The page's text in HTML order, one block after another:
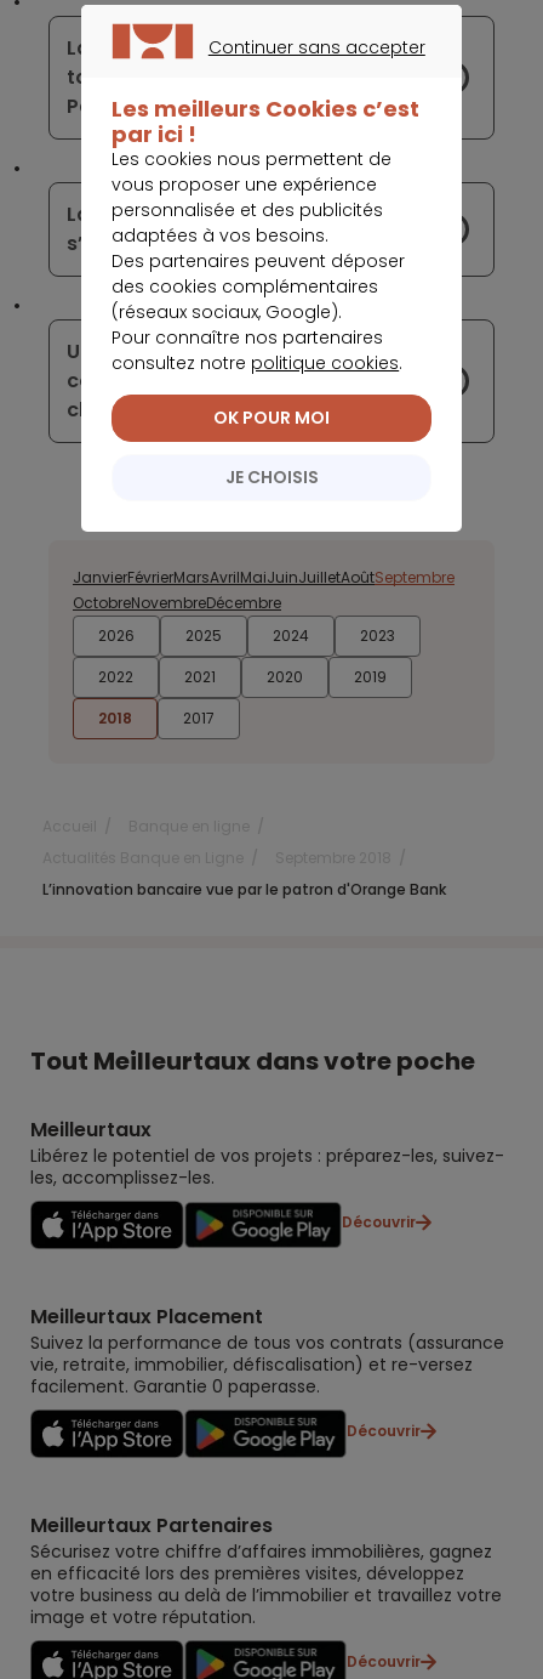
La numérisation de ses services est
totalement bénéfique pour BNP
Paribas
La clientèle des banques digitales
s’est diversifiée, plus qu’on ne le croit
Un système d’agrégation de
comptes externes est disponible
chez Hello Bank !
2026 2025 2024
2023
2022
2021 2020
2019
2018
2017
JanvierFévrierMarsAvrilMaiJuinJuilletAoûtSeptembre
OctobreNovembreDécembre
L’innovation bancaire vue par le patron d'Orange Bank
Tout Meilleurtaux dans votre poche
Meilleurtaux
Libérez le potentiel de vos projets : préparez-les, suivez-
les, accomplissez-les.
Découvrir
Meilleurtaux Placement
Suivez la performance de tous vos contrats (assurance
vie, retraite, immobilier, défiscalisation) et re-versez
facilement. Garantie 0 paperasse.
Découvrir
Meilleurtaux Partenaires
Sécurisez votre chiffre d’affaires immobilières, gagnez
en efficacité lors des premières visites, développez
votre business au delà de l’immobilier et travaillez votre
image et votre réputation.
Découvrir
Continuer sans accepter
Les meilleurs Cookies c’est
par ici !
Les cookies nous permettent de
vous proposer une expérience
personnalisée et des publicités
adaptées à vos besoins.
Des partenaires peuvent déposer
des cookies complémentaires
(réseaux sociaux, Google).
Pour connaître nos partenaires
consultez notre politique cookies.
JE CHOISIS
OK POUR MOI